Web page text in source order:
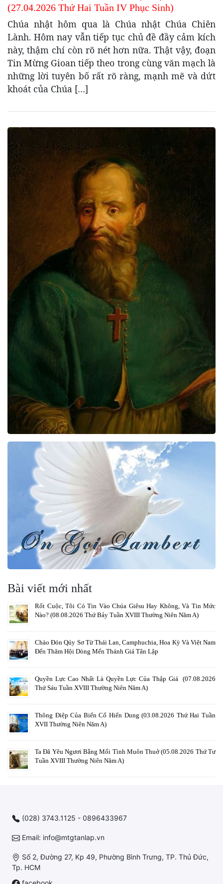
(27.04.2026 Thứ Hai Tuần IV Phục Sinh)
Chúa nhật hôm qua là Chúa nhật Chúa Chiên
Lành. Hôm nay vẫn tiếp tục chủ đề đầy cảm kích
này, thậm chí còn rõ nét hơn nữa. Thật vậy, đoạn
Tin Mừng Gioan tiếp theo trong cùng văn mạch là
những lời tuyên bố rất rõ ràng, mạnh mẽ và dứt
khoát của Chúa […]
Bài viết mới nhất
Rốt Cuộc, Tôi Có Tin Vào Chúa Giêsu Hay Không, Và Tin Mức
Nào? (08.08.2026 Thứ Bảy Tuần XVIII Thường Niên Năm A)
Chào Đón Qúy Sơ Từ Thái Lan, Camphuchia, Hoa Kỳ Và Việt Nam
Đến Thăm Hội Dòng Mến Thánh Giá Tân Lập
Quyền Lực Cao Nhất Là Quyền Lực Của Thập Giá (07.08.2026
Thứ Sáu Tuần XVIII Thường Niên Năm A)
Thông Điệp Của Biến Cố Hiển Dung (03.08.2026 Thứ Hai Tuần
XVII Thường Niên Năm A)
Ta Đã Yêu Ngươi Bằng Mối Tình Muôn Thuở (05.08.2026 Thứ Tư
Tuần XVIII Thường Niên Năm A)
(028) 3743.1125 - 0896433967
Email: info@mtgtanlap.vn
Số 2, Đường 27, Kp 49, Phường Bình Trưng, TP. Thủ Đức,
Tp. HCM